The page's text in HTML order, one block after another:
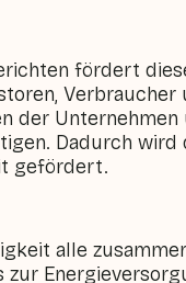
fördert
Verbraucher
der Unternehmen
Dadurch wird
gefördert.
alle